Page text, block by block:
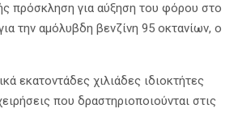
πρόσκληση για αύξηση του φόρου στο
την αμόλυβδη βενζίνη 95 οκτανίων, ο
εκατοντάδες χιλιάδες ιδιοκτήτες
που δραστηριοποιούνται στις